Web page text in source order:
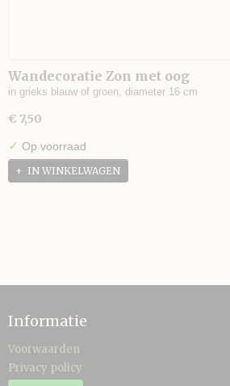
Wandecoratie Zon met oog
in grieks blauw of groen, diameter 16 cm
€ 7,50
✓ Op voorraad
IN WINKELWAGEN
Informatie
Voorwaarden
Privacy policy